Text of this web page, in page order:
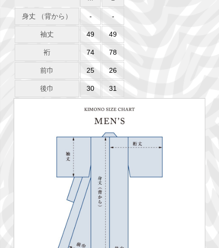
身丈 （背から） - -
袖丈 49 49
裄 74 78
前巾 25 26
後巾 30 31